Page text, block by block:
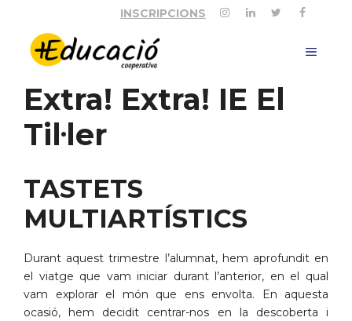
contingut
INSCRIPCIONS
MENÚ
Extra! Extra! IE El
Til·ler
TASTETS
MULTIARTÍSTICS
Durant aquest trimestre l’alumnat, hem aprofundit en
el viatge que vam iniciar durant l’anterior, en el qual
vam explorar el món que ens envolta. En aquesta
ocasió, hem decidit centrar-nos en la descoberta i